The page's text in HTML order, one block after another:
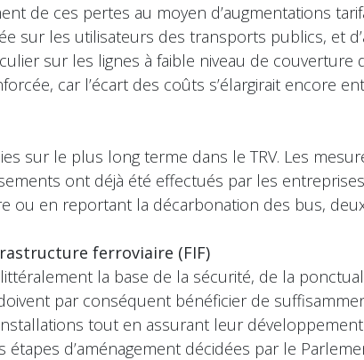
de ces pertes au moyen d’augmentations
sur les utilisateurs des transports publics, et
sur les lignes à faible niveau de
car l’écart des coûts s’élargirait encore
sur le plus long terme dans le TRV. Les
ont déjà été effectués par les
ou en reportant la décarbonation des bus,
ferroviaire (FIF)
la base de la sécurité, de la
par conséquent bénéficier de
tout en assurant leur
d’aménagement décidées par le